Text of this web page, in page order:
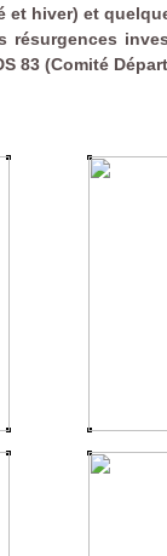
et hiver) et
83 (Comité